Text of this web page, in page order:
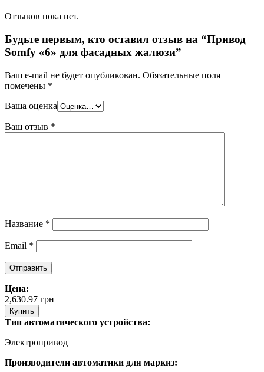
Отзывов пока нет.
Будьте первым, кто оставил отзыв на “Привод
Somfy «6» для фасадных жалюзи”
Ваш e-mail не будет опубликован. Обязательные поля
помечены *
Ваша оценка
Ваш отзыв *
Название *
Email *
Цена:
2,630.97 грн
Купить
Тип автоматического устройства:
Электропривод
Производители автоматики для маркиз: